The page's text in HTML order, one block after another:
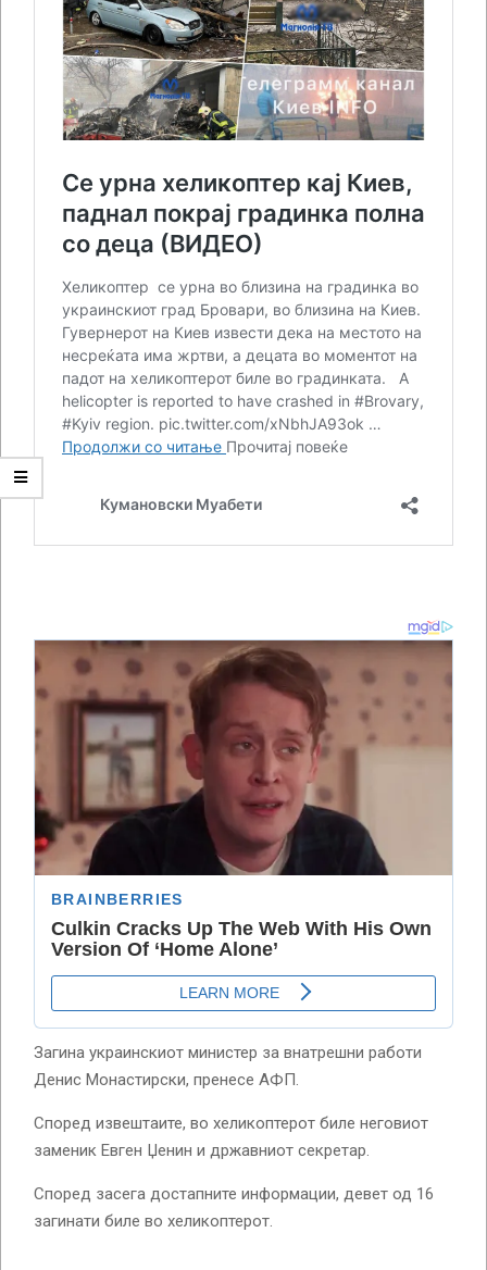
Загина украинскиот министер за внатрешни работи
Денис Монастирски, пренесе АФП.
Според извештаите, во хеликоптерот биле неговиот
заменик Евген Џенин и државниот секретар.
Според засега достапните информации, девет од 16
загинати биле во хеликоптерот.